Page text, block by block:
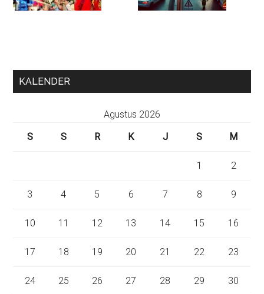
KALENDER
Agustus 2026
S
S R K J S M
1 2
3 4 5 6 7 8 9
10 11 12 13 14 15 16
17 18 19 20 21 22 23
24 25 26 27 28 29 30